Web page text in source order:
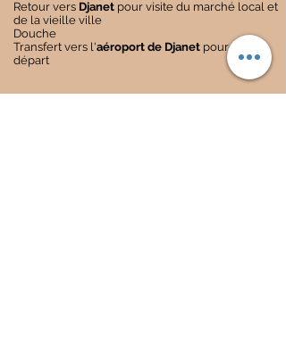
Retour vers Djanet pour visite du marché local et
de la vieille ville
Douche
Transfert vers l'aéroport de Djanet pour votre
départ